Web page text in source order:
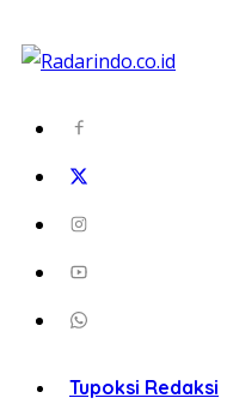
Tupoksi Redaksi